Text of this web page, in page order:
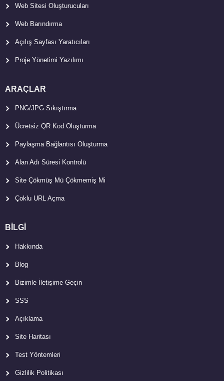
Web Sitesi Oluşturucuları
Web Barındırma
Açılış Sayfası Yaratıcıları
Proje Yönetimi Yazılımı
ARAÇLAR
PNG/JPG Sıkıştırma
Ücretsiz QR Kod Oluşturma
Paylaşma Bağlantısı Oluşturma
Alan Adı Süresi Kontrolü
Site Çökmüş Mü Çökmemiş Mi
Çoklu URL Açma
BİLGİ
Hakkında
Blog
Bizimle İletişime Geçin
SSS
Açıklama
Site Haritası
Test Yöntemleri
Gizlilik Politikası